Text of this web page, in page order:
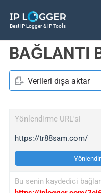
Best IP Logger & IP Tools
BAĞLANTI
Verileri dışa aktar
Yönlendirme URL'si
https://tr88sam.com/
Bu senin kaydedici